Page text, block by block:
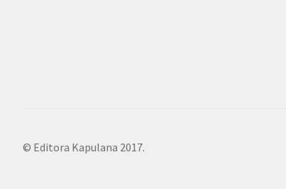
© Editora Kapulana 2017.